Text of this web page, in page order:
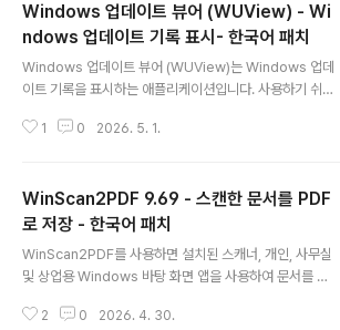
Windows 업데이트 뷰어 (WUView) - Wi
ndows 업데이트 기록 표시- 한국어 패치
Windows 업데이트 뷰어 (WUView)는 Windows 업데
이트 기록을 표시하는 애플리케이션입니다. 사용하기 쉬운
이 모든 업데이트가 한 곳에 표시됩니다. 원하지 않는 업데
Windows 이벤트 로그를 사용하여 설치된 업데이트의 세
부 정보를 표시합니다. 이벤트 로그 항목은 "KB" 번호를 사
용하여 개별 업데이트와 연결됩니다. 업데이트에 KB 번호
가 사용되지 않거나 일관된 형식으로 표시되지 않으면 이
벤트 로그 항목이 표시되지 않습니다.Windows 업데이트
뷰어는 Windows 업데이트 에이전트 API에서 제공하는
1 0 2026. 5. 1.
WinScan2PDF 9.69 - 스캔한 문서를 PDF
로 저장 - 한국어 패치
WinScan2PDF를 사용하면 설치된 스캐너, 개인, 사무실
및 상업용 Windows 바탕 화면 앱을 사용하여 문서를 스
된 문서를 가끔 누군가에게 이메일로 보내기만 하면 되는
2 0 2026. 4. 30.